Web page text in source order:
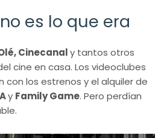
es lo que era
Cinecanaly tantos otros
cine en casa. Los videoclubes
con los estrenos y el alquiler de
y Family Game. Pero perdían